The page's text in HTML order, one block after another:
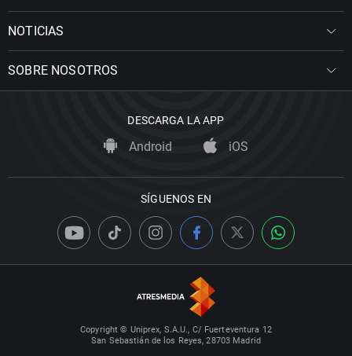
NOTICIAS
SOBRE NOSOTROS
DESCARGA LA APP
Android iOS
SÍGUENOS EN
Copyright © Uniprex, S.A.U., C/ Fuerteventura 12
San Sebastián de los Reyes, 28703 Madrid